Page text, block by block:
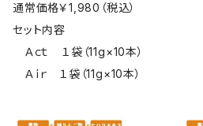
通常価格￥1,980（税込）
セット内容
Ａｃｔ １袋（11g×10本）
Ａｉｒ １袋（11g×10本）